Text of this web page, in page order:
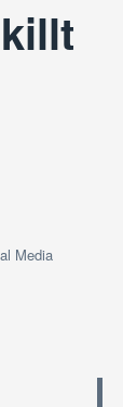
Media